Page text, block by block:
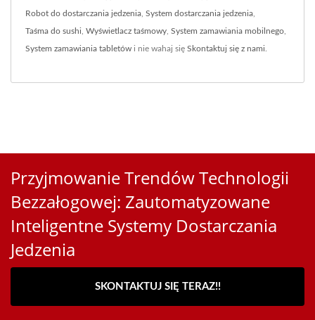
Robot do dostarczania jedzenia System dostarczania jedzenia
Taśma do sushi Wyświetlacz taśmowy System zamawiania mobilnego
System zamawiania tabletów i nie wahaj się Skontaktuj się z nami
Przyjmowanie Trendów Technologii
Bezzałogowej: Zautomatyzowane
Inteligentne Systemy Dostarczania
Jedzenia
SKONTAKTUJ SIĘ TERAZ!!